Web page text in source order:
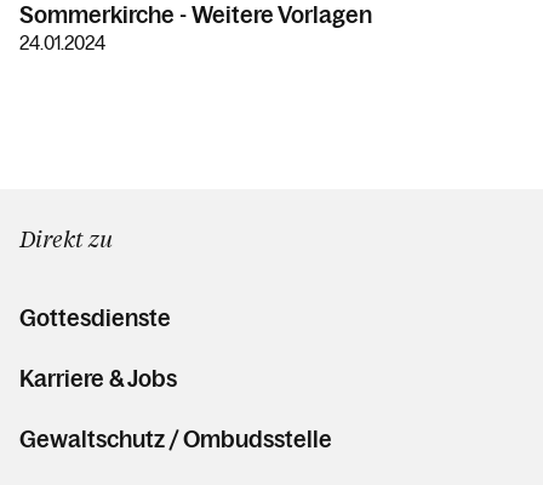
Sommerkirche - Weitere Vorlagen
24.01.2024
Direkt zu
Gottesdienste
Karriere & Jobs
Gewaltschutz / Ombudsstelle